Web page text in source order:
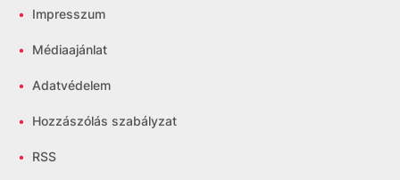
• Impresszum
• Médiaajánlat
• Adatvédelem
• Hozzászólás szabályzat
• RSS